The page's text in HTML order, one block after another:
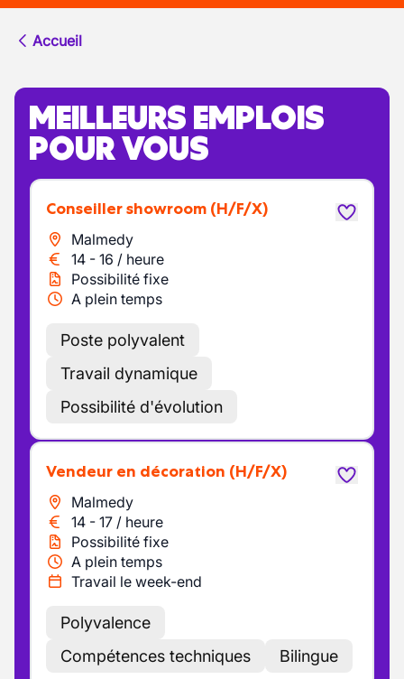
Accueil
MEILLEURS EMPLOIS
POUR VOUS
Conseiller showroom (H/F/X)
Malmedy
14 - 16 / heure
Possibilité fixe
A plein temps
Poste polyvalent
Travail dynamique
Possibilité d'évolution
Vendeur en décoration (H/F/X)
Malmedy
14 - 17 / heure
Possibilité fixe
A plein temps
Travail le week-end
Polyvalence
Compétences techniques
Bilingue